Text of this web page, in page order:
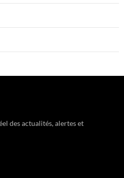
des actualités, alertes et